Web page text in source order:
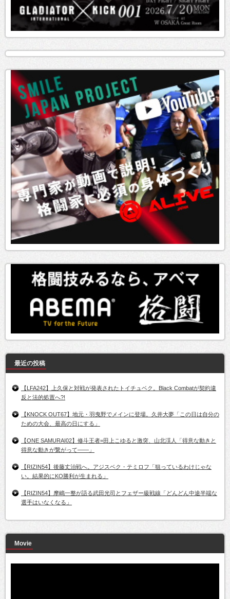
最近の投稿
【LFA242】上久保と対戦が発表されたトイチュベク。Black Combatが契約違
反と法的処置へ?!
【KNOCK OUT67】地元・羽曳野でメインに登場。久井大夢「この日は自分の
ための大会、最高の日にする」
【ONE SAMURAI02】修斗王者=田上こゆると激突、山北渓人「得意な動きと
得意な動きが繋がって――」
【RIZIN54】後藤丈治戦へ。アジスベク・テミロフ「狙っているわけじゃな
い。結果的にKO勝利が生まれる」
【RIZIN54】摩嶋一整が語る武田光司とフェザー級戦線「どんどん中途半端な
選手はいなくなる」
Movie